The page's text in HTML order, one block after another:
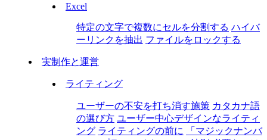
Excel
特定の文字で複数にセルを分割する ハイバ
ーリンクを抽出 ファイルをロックする
実制作と運営
ライティング
ユーザーの不安を打ち消す施策 カタカナ語
の選び方 ユーザー中心デザインなライティ
ング ライティングの前に
「マジックナンバ